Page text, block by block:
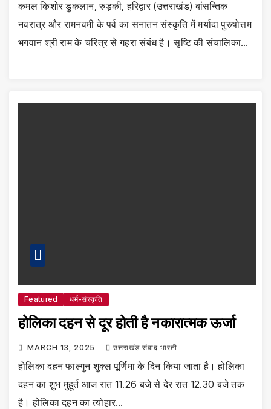
कमल किशोर डुकलान, रुड़की, हरिद्वार (उत्तराखंड) बांसन्तिक
नवरात्र और रामनवमी के पर्व का सनातन संस्कृति में मर्यादा पुरुषोत्तम
भगवान श्री राम के चरित्र से गहरा संबंध है। सृष्टि की संचालिका…
Featured धर्म-संस्कृति
होलिका दहन से दूर होती है नकारात्मक ऊर्जा
MARCH 13, 2025 उत्तराखंड संवाद भारती
होलिका दहन फाल्गुन शुक्ल पूर्णिमा के दिन किया जाता है। होलिका
दहन का शुभ मुहूर्त आज रात 11.26 बजे से देर रात 12.30 बजे तक
है। होलिका दहन का त्योहार…